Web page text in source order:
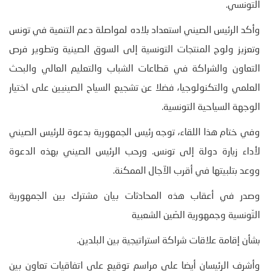
التونسي.
وأكد الرئيس الصيني استعداد بلاده لمواصلة دعم التنمية في تونس
وتعزيز ولوج المنتجات التونسية إلى السوق الصينية وتطوير فرص
التعاون والشراكة في قطاعات الشباب والتعليم العالي والبحث
العلمي والتكنولوجيا، فضلا عن تشجيع السياح الصينيين على اختيار
الوجهة السياحية التونسية.
وفي ختام هذا اللقاء، توجه رئيس الجمهورية بدعوة للرئيس الصيني
لأداء زيارة دولة إلى تونس. ورحب الرئيس الصيني بهذه الدعوة
ووعد بتلبيتها في أقرب الآجال الممكنة.
وصدر في أعقاب هذه المحادثات بيان مشترك بين الجمهورية
التّونسية وجمهورية الصّين الشعبية
بشأن إقامة علاقات شراكة استراتيجية بين البلدين.
وأشرف الرئيسان أيضا على مراسم توقيع على اتفاقيات تعاون بين